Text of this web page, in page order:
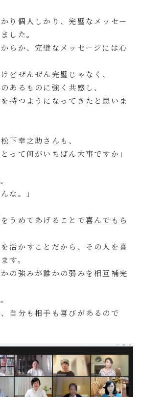
り個人しかり、完璧なメッセー
した。
らか、完璧なメッセージには心
どぜんぜん完璧じゃなく、
あるものに強く共感し、
持つようになってきたと思いま
下幸之助さんも、
って何がいちばん大事ですか」
な。」
うめてあげることで喜んでもら
活かすことだから、その人を喜
す。
の強みが誰かの弱みを相互補完
自分も相手も喜びがあるので